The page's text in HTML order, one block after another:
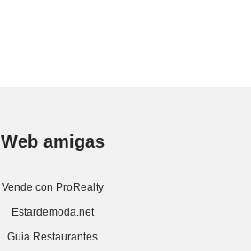
Web amigas
Vende con ProRealty
Estardemoda.net
Guia Restaurantes